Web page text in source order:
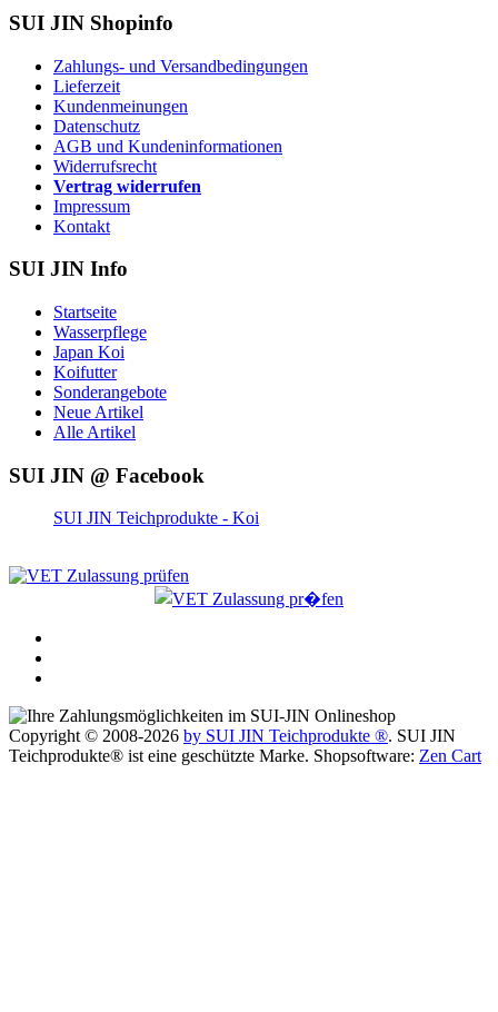
SUI JIN Shopinfo
Zahlungs- und Versandbedingungen
Lieferzeit
Kundenmeinungen
Datenschutz
AGB und Kundeninformationen
Widerrufsrecht
Vertrag widerrufen
Impressum
Kontakt
SUI JIN Info
Startseite
Wasserpflege
Japan Koi
Koifutter
Sonderangebote
Neue Artikel
Alle Artikel
SUI JIN @ Facebook
SUI JIN Teichprodukte - Koi
Copyright © 2008-2026 by SUI JIN Teichprodukte ®. SUI JIN
Teichprodukte® ist eine geschützte Marke. Shopsoftware: Zen Cart